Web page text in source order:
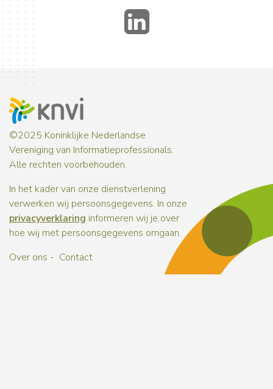
©2025 Koninklijke Nederlandse
Vereniging van Informatieprofessionals.
Alle rechten voorbehouden.
In het kader van onze dienstverlening
verwerken wij persoonsgegevens. In onze
privacyverklaring informeren wij je over
hoe wij met persoonsgegevens omgaan.
Over ons
Contact